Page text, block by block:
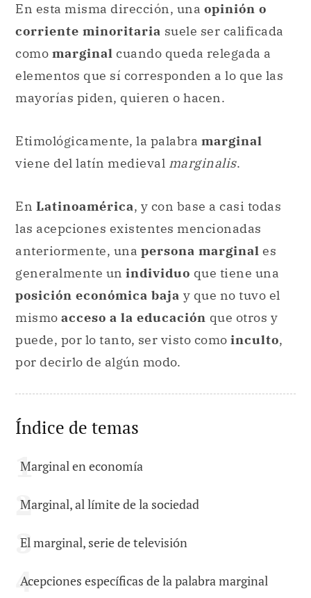
En esta misma dirección, una opinión o
corriente minoritaria suele ser calificada
como marginal cuando queda relegada a
elementos que sí corresponden a lo que las
mayorías piden, quieren o hacen.
Etimológicamente, la palabra marginal
viene del latín medieval marginalis.
En Latinoamérica, y con base a casi todas
las acepciones existentes mencionadas
anteriormente, una persona marginal es
generalmente un individuo que tiene una
posición económica baja y que no tuvo el
mismo acceso a la educación que otros y
puede, por lo tanto, ser visto como inculto,
por decirlo de algún modo.
Índice de temas
Marginal en economía
Marginal, al límite de la sociedad
El marginal, serie de televisión
Acepciones específicas de la palabra marginal